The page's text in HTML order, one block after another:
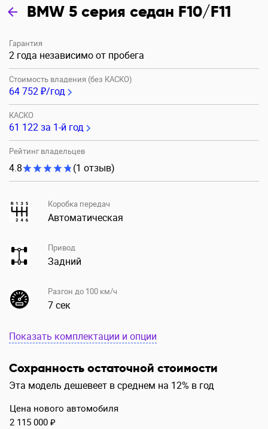
BMW 5 серия седан F10/F11
Гарантия
2 года независимо от пробега
Стоимость владения (без КАСКО)
64 752 ₽/год
КАСКО
61 122за 1-й год
Рейтинг владельцев
4.8 (1 отзыв)
Коробка передач
Автоматическая
Привод
Задний
Разгон до 100 км/ч
7 сек
Показать комплектации и опции
Сохранность остаточной стоимости
Эта модель дешевеет в среднем на 12% в год
Цена нового автомобиля
2 115 000 ₽